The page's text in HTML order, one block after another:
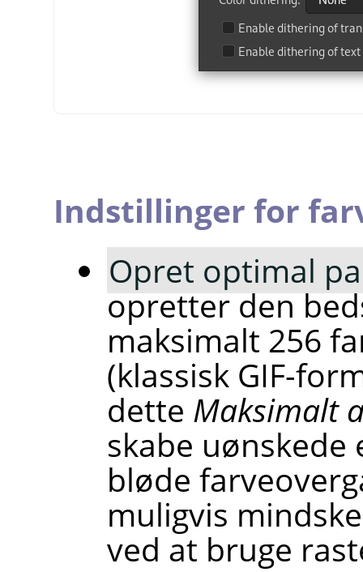
Indstillinger for
Opret optimal
opretter den
maksimalt 256
(klassisk GIF-
dette Maksimalt
skabe
bløde
muligvis
ved at bruge